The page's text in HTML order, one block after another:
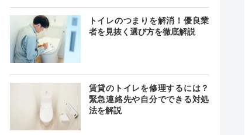
ー
トイレのつまりを解消！優良業
者を見抜く選び方を徹底解説
賃貸のトイレを修理するには？
緊急連絡先や自分でできる対処
法を解説